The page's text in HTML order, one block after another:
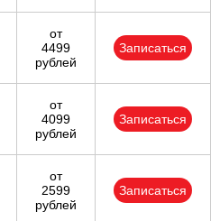
от
4499
рублей
Записаться
от
4099
рублей
Записаться
от
2599
рублей
Записаться